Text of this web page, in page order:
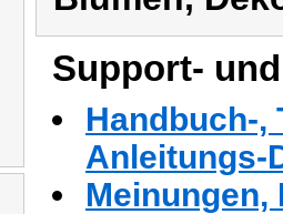
Support-
Handbuch-,
Anleitungs-